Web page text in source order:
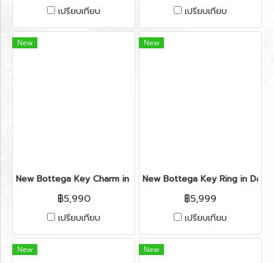
เปรียบเทียบ เปรียบเทียบ
New
New Bottega Key Charm in Red Leather RHW
฿5,990
เปรียบเทียบ
New
New Bottega Key Ring in Dark
฿5,999
เปรียบเทียบ
New New